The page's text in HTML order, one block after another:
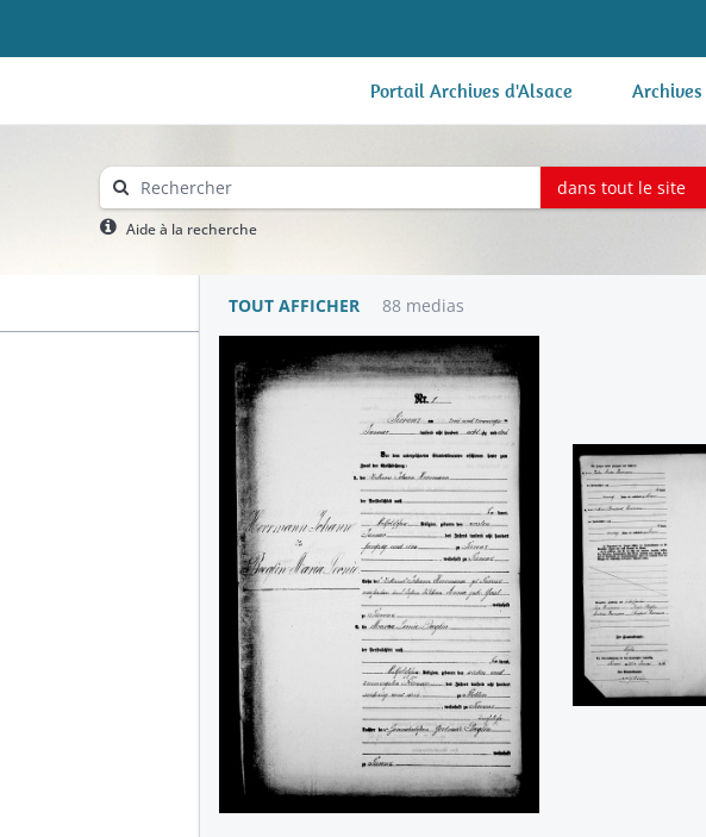
Portail Archives d'Alsace
dans tout le site
Aide à la recherche
TOUT AFFICHER 88 medias